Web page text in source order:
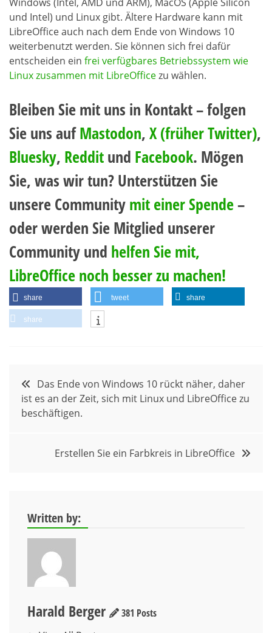
und Intel) und Linux gibt. Ältere Hardware kann mit
LibreOffice auch nach dem Ende von Windows 10
weiterbenutzt werden. Sie können sich frei dafür
entscheiden ein frei verfügbares Betriebssystem wie
Linux zusammen mit LibreOfficezu wählen.
Bleiben Sie mit uns in Kontakt – folgen
Sie uns aufMastodon,X (früher Twitter),
Bluesky, Redditund Facebook. Mögen
Sie, was wir tun? Unterstützen Sie
unsere Communitymit einer Spende–
oder werden Sie Mitglied unserer
Community und helfen Sie mit,
LibreOffice noch besser zu machen!
share tweet share
share
Beitragsnavigation
Das Ende von Windows 10 rückt näher, daher
ist es an der Zeit, sich mit Linux und LibreOffice zu
beschäftigen.
Erstellen Sie ein Farbkreis in LibreOffice
Written by:
Harald Berger
381 Posts